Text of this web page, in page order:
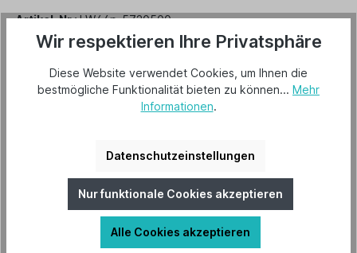
Artikel-Nr.:LW44p-5720500
Beschreibung
Hersteller "Venta"Mehr lesen
Wir respektieren Ihre Privatsphäre
Diese Website verwendet Cookies, um Ihnen die
bestmögliche Funktionalität bieten zu können... Mehr
Informationen.
Datenschutzeinstellungen
Nur funktionale Cookies akzeptieren
Alle Cookies akzeptieren